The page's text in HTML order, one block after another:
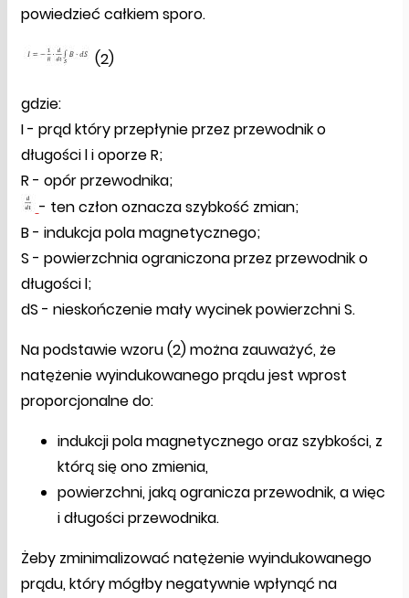
powiedzieć całkiem sporo.
(2)
gdzie:
I - prąd który przepłynie przez przewodnik o
długości l i oporze R;
R - opór przewodnika;
- ten człon oznacza szybkość zmian;
B - indukcja pola magnetycznego;
S - powierzchnia ograniczona przez przewodnik o
długości l;
dS - nieskończenie mały wycinek powierzchni S.
Na podstawie wzoru (2) można zauważyć, że
natężenie wyindukowanego prądu jest wprost
proporcjonalne do:
indukcji pola magnetycznego oraz szybkości, z
którą się ono zmienia,
powierzchni, jaką ogranicza przewodnik, a więc
i długości przewodnika.
Żeby zminimalizować natężenie wyindukowanego
prądu, który mógłby negatywnie wpłynąć na